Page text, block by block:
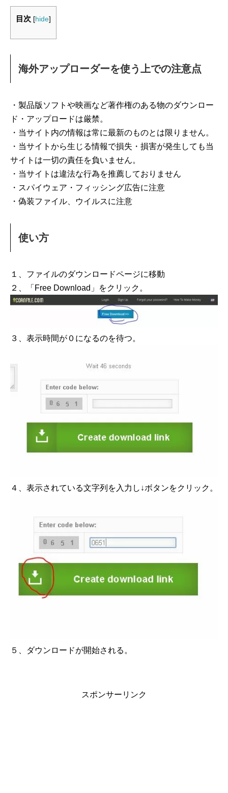
目次 [hide]
海外アップローダーを使う上での注意点
・製品版ソフトや映画など著作権のある物のダウンロー
ド・アップロードは厳禁。
・当サイト内の情報は常に最新のものとは限りません。
・当サイトから生じる情報で損失・損害が発生しても当
サイトは一切の責任を負いません。
・当サイトは違法な行為を推薦しておりません
・スパイウェア・フィッシング広告に注意
・偽装ファイル、ウイルスに注意
使い方
１、ファイルのダウンロードページに移動
２、「Free Download」をクリック。
３、表示時間が０になるのを待つ。
４、表示されている文字列を入力し↓ボタンをクリック。
５、ダウンロードが開始される。
スポンサーリンク